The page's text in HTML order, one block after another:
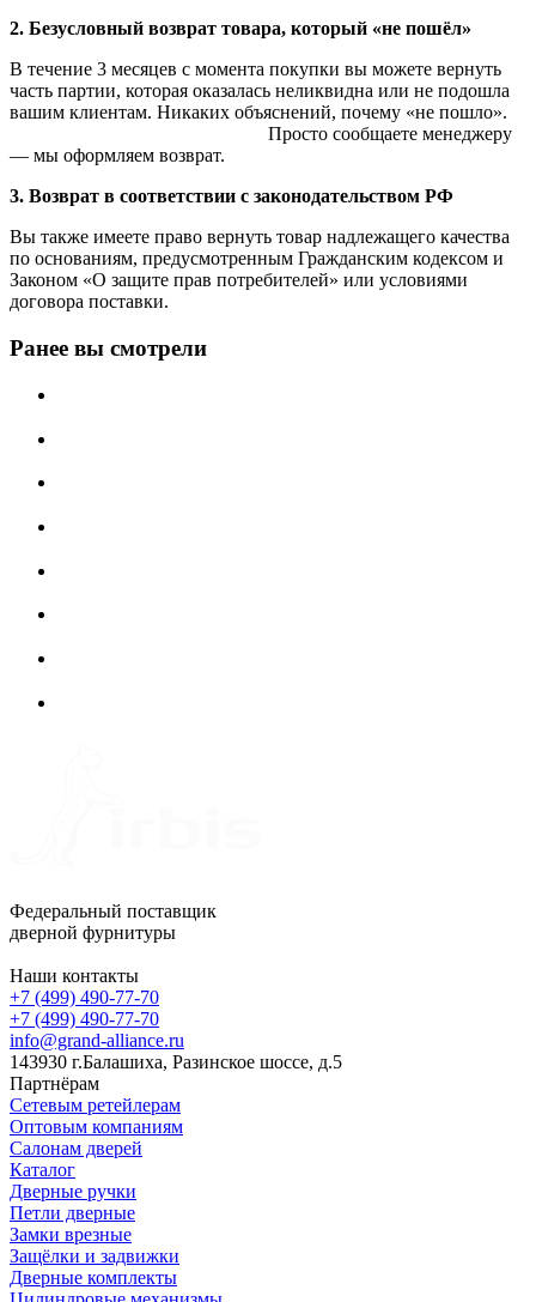
2. Безусловный возврат товара, который «не пошёл»
В течение 3 месяцев с момента покупки вы можете вернуть
часть партии, которая оказалась неликвидна или не подошла
вашим клиентам. Никаких объяснений, почему «не пошло».
Просто сообщаете менеджеру
— мы оформляем возврат.
3. Возврат в соответствии с законодательством РФ
Вы также имеете право вернуть товар надлежащего качества
по основаниям, предусмотренным Гражданским кодексом и
Законом «О защите прав потребителей» или условиями
договора поставки.
Ранее вы смотрели
Федеральный поставщик
дверной фурнитуры
Наши контакты
+7 (499) 490-77-70
+7 (499) 490-77-70
info@grand-alliance.ru
143930 г.Балашиха, Разинское шоссе, д.5
Партнёрам
Сетевым ретейлерам
Оптовым компаниям
Салонам дверей
Каталог
Дверные ручки
Петли дверные
Замки врезные
Защёлки и задвижки
Дверные комплекты